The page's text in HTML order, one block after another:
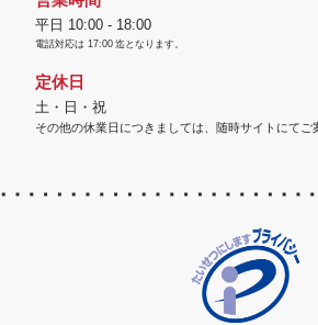
平日 10:00 - 18:00
電話対応は 17:00 迄となります。
定休日
土・日・祝
その他の休業日につきましては、随時サイトにてご